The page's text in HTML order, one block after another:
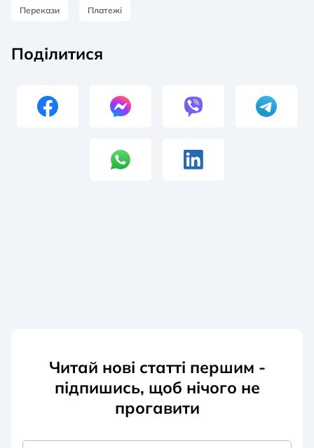
Перекази Платежі
Поділитися
Читай нові статті першим -
підпишись, щоб нічого не
прогавити